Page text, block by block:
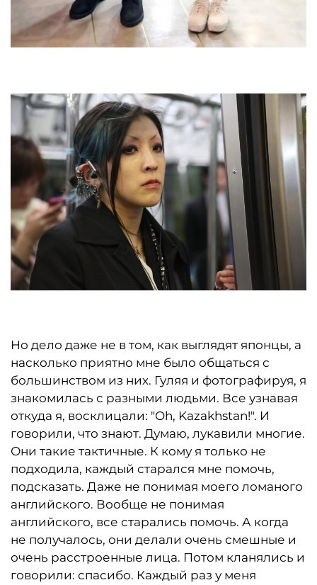
Но дело даже не в том, как выглядят японцы, а
насколько приятно мне было общаться с
большинством из них. Гуляя и фотографируя, я
знакомилась с разными людьми. Все узнавая
откуда я, восклицали: "Oh, Kazakhstan!". И
говорили, что знают. Думаю, лукавили многие.
Они такие тактичные. К кому я только не
подходила, каждый старался мне помочь,
подсказать. Даже не понимая моего ломаного
английского. Вообще не понимая
английского, все старались помочь. А когда
не получалось, они делали очень смешные и
очень расстроенные лица. Потом кланялись и
говорили: спасибо. Каждый раз у меня